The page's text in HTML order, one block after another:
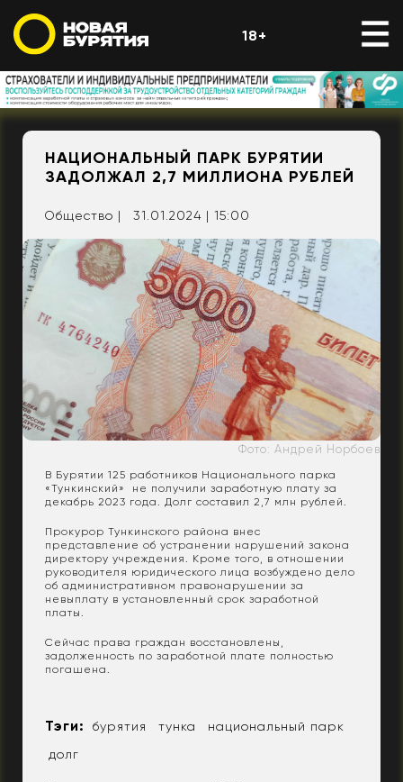
18+
НАЦИОНАЛЬНЫЙ ПАРК БУРЯТИИ
ЗАДОЛЖАЛ 2,7 МИЛЛИОНА РУБЛЕЙ
Общество | 31.01.2024 | 15:00
Фото: Андрей Норбоев
В Бурятии 125 работников Национального парка
«Тункинский» не получили заработную плату за
декабрь 2023 года. Долг составил 2,7 млн рублей.
Прокурор Тункинского района внес
представление об устранении нарушений закона
директору учреждения. Кроме того, в отношении
руководителя юридического лица возбуждено дело
об административном правонарушении за
невыплату в установленный срок заработной
платы.
Сейчас права граждан восстановлены,
задолженность по заработной плате полностью
погашена.
Тэги: бурятия тунка
национальный парк
долг